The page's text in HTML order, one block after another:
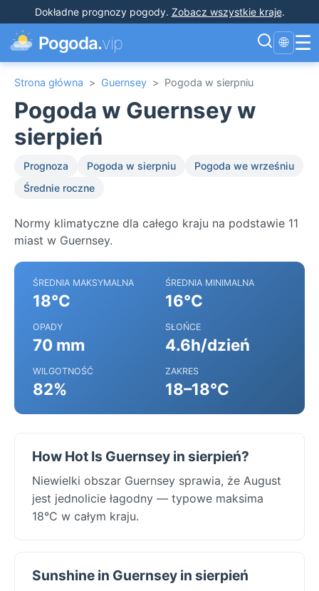
Dokładne prognozy pogody. Zobacz wszystkie kraje.
Pogoda.vip 🌐 ☰
Strona główna > Guernsey > Pogoda w sierpniu
Pogoda w Guernsey w
sierpień
Prognoza Pogoda w sierpniu
Pogoda we wrześniu
Średnie roczne
Normy klimatyczne dla całego kraju na podstawie 11
miast w Guernsey.
ŚREDNIA MAKSYMALNA
18°C
ŚREDNIA MINIMALNA
16°C
OPADY
70 mm
SŁOŃCE
4.6h/dzień
WILGOTNOŚĆ
82%
ZAKRES
18–18°C
How Hot Is Guernsey in sierpień?
Niewielki obszar Guernsey sprawia, że August
jest jednolicie łagodny — typowe maksima
18°C w całym kraju.
Sunshine in Guernsey in sierpień